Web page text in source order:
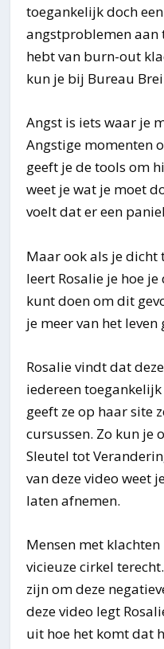
toegankelijk doch
angstproblemen aan
hebt van burn-out
kun je bij Bureau
Angst is iets waar je
Angstige momenten
geeft je de tools om
weet je wat je moet
voelt dat er een
Maar ook als je dicht
leert Rosalie je hoe
kunt doen om dit
je meer van het leven
Rosalie vindt dat
iedereen
geeft ze op haar site
cursussen. Zo kun je
Sleutel tot
van deze video weet
laten afnemen.
Mensen met
vicieuze cirkel
zijn om deze
deze video legt
uit hoe het komt dat